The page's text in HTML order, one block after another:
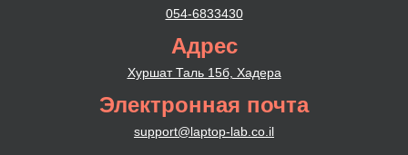
054-6833430
Адрес
Хуршат Таль 15б, Хадера
Электронная почта
support@laptop-lab.co.il